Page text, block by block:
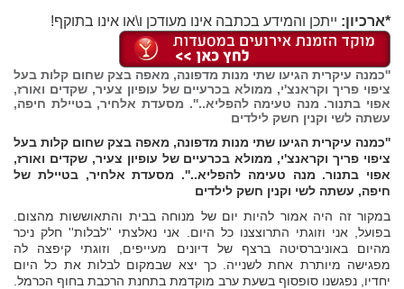
*ארכיון: ייתכן והמידע בכתבה אינו מעודכן ו\או אינו בתוקף!
''כמנה עיקרית הגיעו שתי מנות מדפונה, מאפה בצק שחום קלות בעל
ציפוי פריך וקראנצ'י, ממולא בכרעיים של עופיון צעיר, שקדים ואורז,
אפוי בתנור. מנה טעימה להפליא..''. מסעדת אלחיר, בטיילת חיפה,
עשתה לשי וקנין חשק לילדים
''כמנה עיקרית הגיעו שתי מנות מדפונה, מאפה בצק שחום קלות בעל
ציפוי פריך וקראנצ'י, ממולא בכרעיים של עופיון צעיר, שקדים ואורז,
אפוי בתנור. מנה טעימה להפליא..''. מסעדת אלחיר, בטיילת של
חיפה, עשתה לשי וקנין חשק לילדים
במקור זה היה אמור להיות יום של מנוחה בבית והתאוששות מהצום.
בפועל, אני וזוגתי התרוצצנו כל היום. אני נאלצתי ''לבלות'' חלק ניכר
מהיום באוניברסיטה ברצף של דיונים מעייפים, וזוגתי קיפצה לה
מפגישה מיותרת אחת לשנייה. כך יצא שבמקום לבלות את כל היום
יחדיו, נפגשנו סופסוף בשעת ערב מוקדמת בתחנת הרכבת בחוף הכרמל.